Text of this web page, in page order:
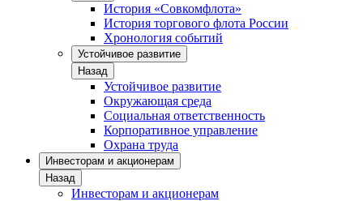
История «Совкомфлота»
История торгового флота России
Хронология событий
Устойчивое развитие
Назад
Устойчивое развитие
Окружающая среда
Социальная ответственность
Корпоративное управление
Охрана труда
Инвесторам и акционерам
Назад
Инвесторам и акционерам